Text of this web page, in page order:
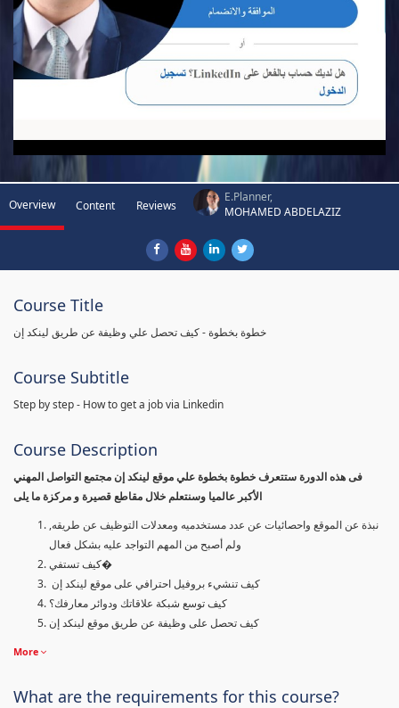
Overview Content Reviews
E.Planner,
MOHAMED ABDELAZIZ
Course Title
خطوة بخطوة - كيف تحصل علي وظيفة عن طريق لينكد إن
Course Subtitle
Step by step - How to get a job via Linkedin
Course Description
فى هذه الدورة ستتعرف خطوة بخطوة علي موقع لينكد إن مجتمع التواصل المهني
الأكبر عالميا وسنتعلم خلال مقاطع قصيرة و مركزة ما يلى
نبذة عن الموقع واحصائيات عن عدد مستخدميه ومعدلات التوظيف عن طريقه,
ولم أصبح من المهم التواجد عليه بشكل فعال
كيف تستفي�
كيف تنشيء بروفيل احترافي على موقع لينكد إن
كيف توسع شبكة علاقاتك ودوائر معارفك؟
كيف تحصل على وظيفة عن طريق موقع لينكد إن
More
What are the requirements for this course?